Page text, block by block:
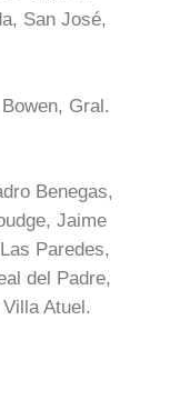
San José,
Gral.
Benegas,
Jaime
Paredes,
del Padre,
Atuel.